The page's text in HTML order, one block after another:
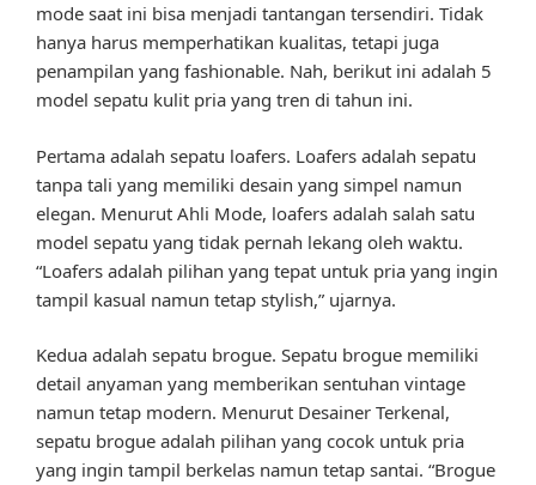
mode saat ini bisa menjadi tantangan tersendiri. Tidak
hanya harus memperhatikan kualitas, tetapi juga
penampilan yang fashionable. Nah, berikut ini adalah 5
model sepatu kulit pria yang tren di tahun ini.
Pertama adalah sepatu loafers. Loafers adalah sepatu
tanpa tali yang memiliki desain yang simpel namun
elegan. Menurut Ahli Mode, loafers adalah salah satu
model sepatu yang tidak pernah lekang oleh waktu.
“Loafers adalah pilihan yang tepat untuk pria yang ingin
tampil kasual namun tetap stylish,” ujarnya.
Kedua adalah sepatu brogue. Sepatu brogue memiliki
detail anyaman yang memberikan sentuhan vintage
namun tetap modern. Menurut Desainer Terkenal,
sepatu brogue adalah pilihan yang cocok untuk pria
yang ingin tampil berkelas namun tetap santai. “Brogue